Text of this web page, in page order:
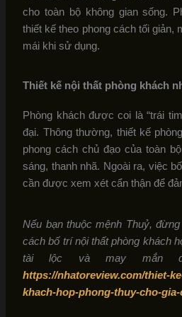
cho toàn bộ không gian sống.
thiết kế theo phong cách tối giản,
mái khi sử dụng.
Thiết kế nội thất phòng khách
Phòng khách được coi là “trái
đại. Thông thường, thiết kế
phong cách chủ đạo của toàn
sáng, thanh nhã. Ngoài ra, việc
cần được xem xét cẩn thận để
Nếu bạn thuộc mệnh Thuỷ,
cách bố trí nội thất phòng khách
tài lộc và may mắn
https://nhatoreview.com/thiet-
khach-hop-phong-thuy-cho-